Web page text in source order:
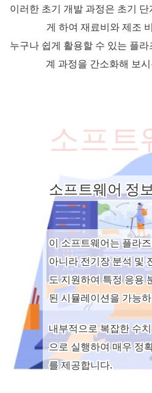
이러한 초기 개발 과정은 초기
게 하여 재료비와 제조
누구나 쉽게 활용할 수 있는 플
계 과정을 간소화해 보
소프트
소프트웨어 정
이 소프트웨어는 플라
아니라 전기장 분석 및
도 지원하여 특정 응용
된 시뮬레이션을 가능
내부적으로 복잡한 수
으로 실행하여 매우 정
를 제공합니다.